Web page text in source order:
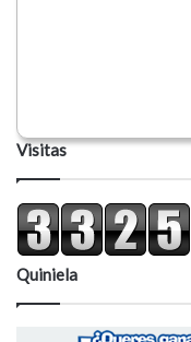
Visitas
Quiniela